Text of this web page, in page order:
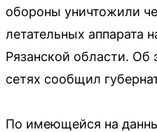
обороны уничтожили
летательных аппарата
Рязанской области. Об
сетях сообщил
По имеющейся на